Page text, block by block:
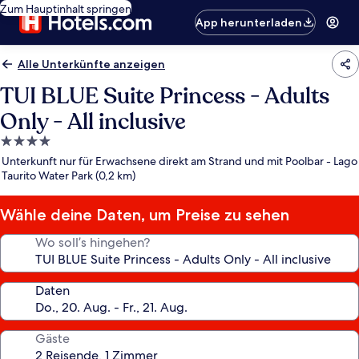
Zum Hauptinhalt springen
App herunterladen
Alle Unterkünfte anzeigen
TUI BLUE Suite Princess - Adults
Only - All inclusive
4.0-
Sterne-
Unterkunft
Unterkunft nur für Erwachsene direkt am Strand und mit Poolbar - Lago
Taurito Water Park (0,2 km)
Wähle deine Daten, um Preise zu sehen
Wo soll’s hingehen?
Daten
Gäste